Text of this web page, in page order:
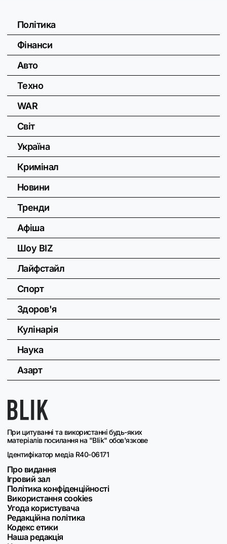
При цитуванні та використанні будь-яких
матеріалів посилання на "Blik" обов'язкове
Ідентифікатор медіа R40-06171
Про видання
Ігровий зал
Політика конфіденційності
Використання cookies
Угода користувача
Редакційна політика
Кодекс етики
Наша редакція
Політика
Фінанси
Авто
Техно
WAR
Світ
Україна
Кримінал
Новини
Тренди
Афіша
Шоу BIZ
Лайфстайл
Спорт
Здоров'я
Кулінарія
Наука
Азарт